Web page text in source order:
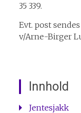
35 339.
Evt. post
v/Arne-Birger
Innhold
Jentesjakk